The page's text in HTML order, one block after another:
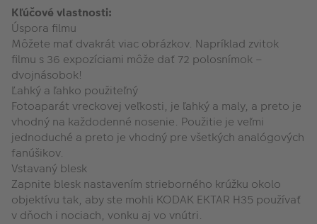
Kľúčové vlastnosti:
Úspora filmu
Môžete mať dvakrát viac obrázkov. Napríklad zvitok
filmu s 36 expozíciami môže dať 72 polosnímok –
dvojnásobok!
Ľahký a ľahko použiteľný
Fotoaparát vreckovej veľkosti, je ľahký a maly, a preto je
vhodný na každodenné nosenie. Použitie je veľmi
jednoduché a preto je vhodný pre všetkých analógových
fanúšikov.
Vstavaný blesk
Zapnite blesk nastavením strieborného krúžku okolo
objektívu tak, aby ste mohli KODAK EKTAR H35 používať
v dňoch i nociach, vonku aj vo vnútri.